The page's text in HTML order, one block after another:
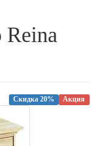
Акция
Скидка 20%